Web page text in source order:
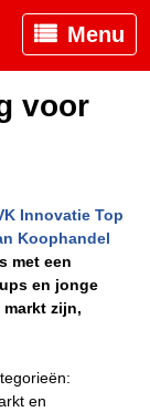
Menu
voor
Innovatie Top
Koophandel
met een
en jonge
zijn,
en